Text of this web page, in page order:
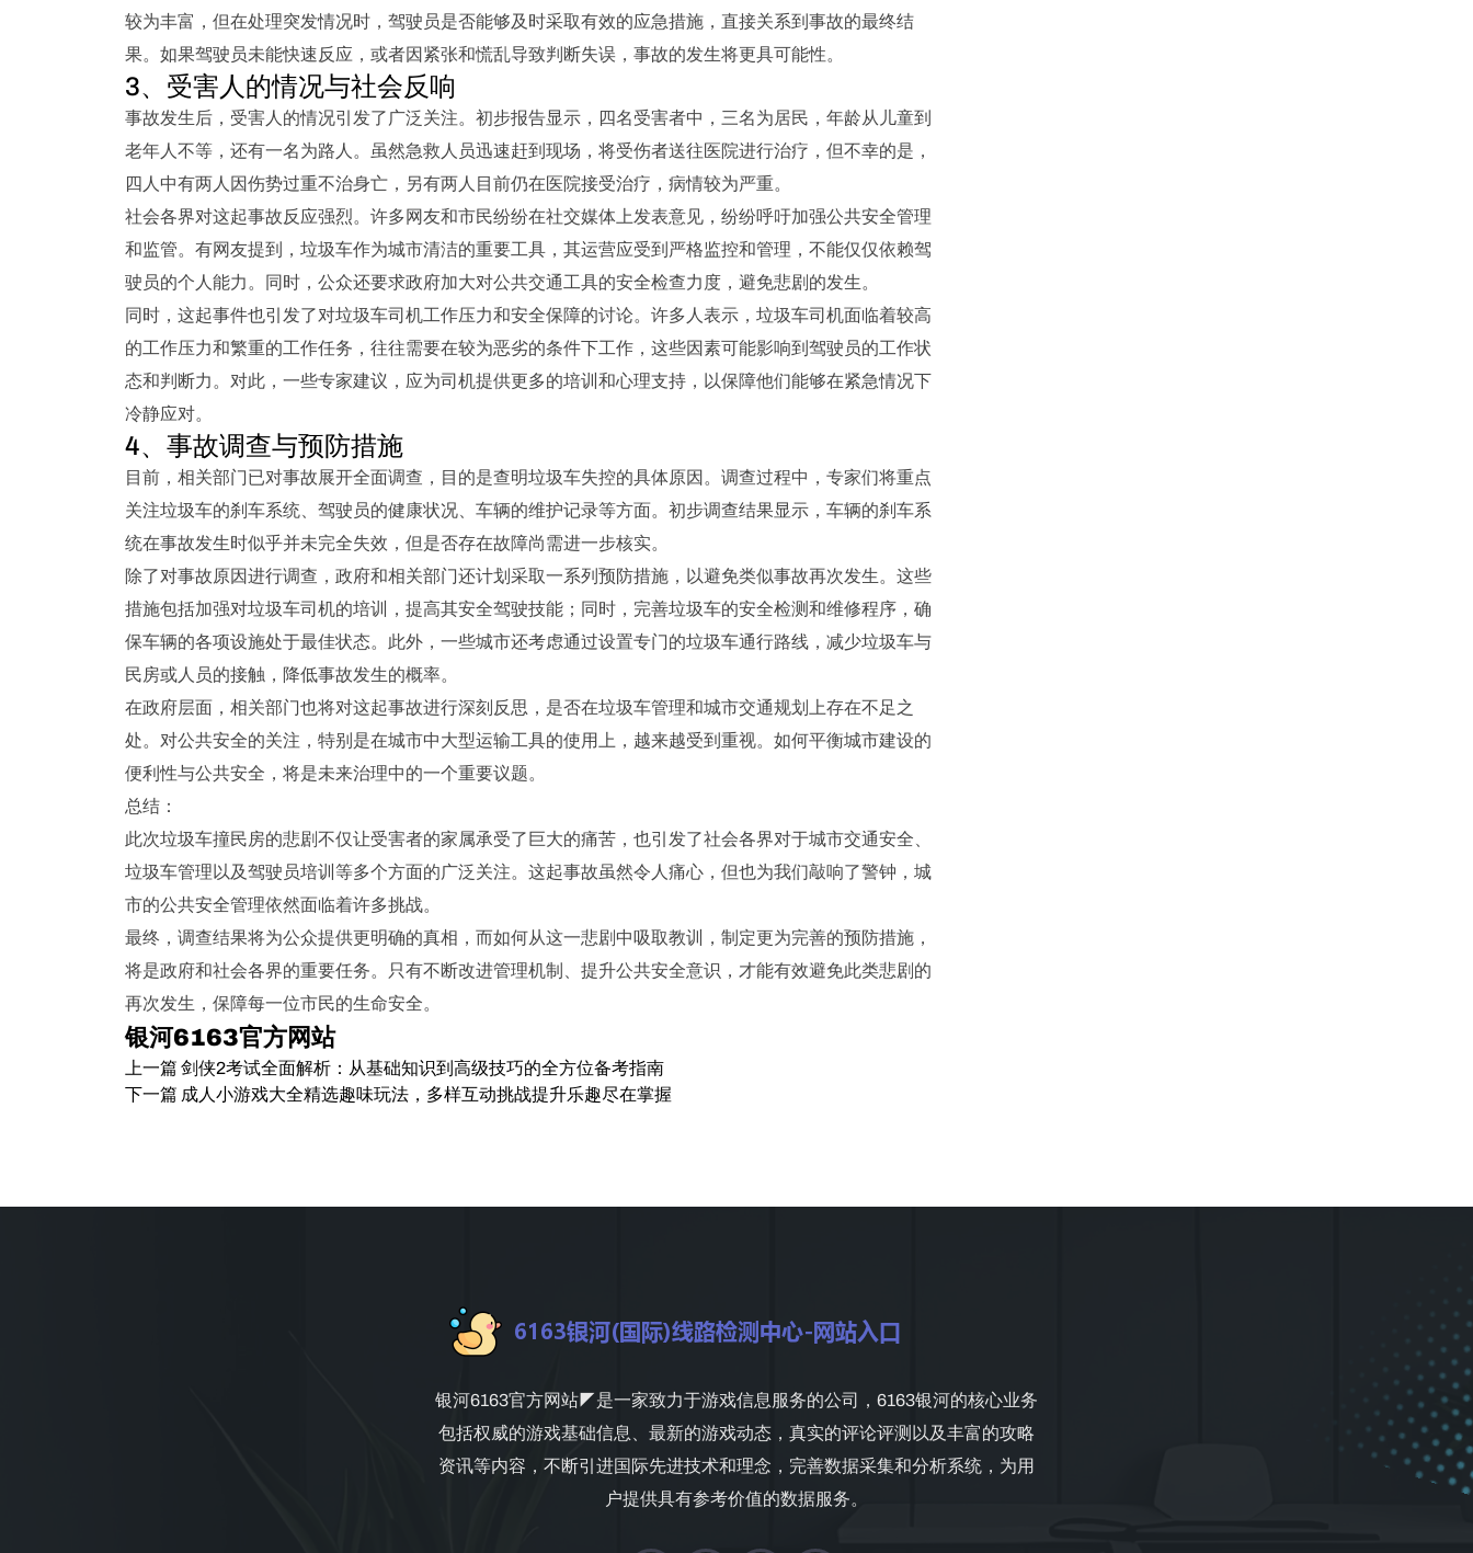
较为丰富，但在处理突发情况时，驾驶员是否能够及时采取有效的应急措施，直接关系到事故的最终结
果。如果驾驶员未能快速反应，或者因紧张和慌乱导致判断失误，事故的发生将更具可能性。
3、受害人的情况与社会反响
事故发生后，受害人的情况引发了广泛关注。初步报告显示，四名受害者中，三名为居民，年龄从儿童到
老年人不等，还有一名为路人。虽然急救人员迅速赶到现场，将受伤者送往医院进行治疗，但不幸的是，
四人中有两人因伤势过重不治身亡，另有两人目前仍在医院接受治疗，病情较为严重。
社会各界对这起事故反应强烈。许多网友和市民纷纷在社交媒体上发表意见，纷纷呼吁加强公共安全管理
和监管。有网友提到，垃圾车作为城市清洁的重要工具，其运营应受到严格监控和管理，不能仅仅依赖驾
驶员的个人能力。同时，公众还要求政府加大对公共交通工具的安全检查力度，避免悲剧的发生。
同时，这起事件也引发了对垃圾车司机工作压力和安全保障的讨论。许多人表示，垃圾车司机面临着较高
的工作压力和繁重的工作任务，往往需要在较为恶劣的条件下工作，这些因素可能影响到驾驶员的工作状
态和判断力。对此，一些专家建议，应为司机提供更多的培训和心理支持，以保障他们能够在紧急情况下
冷静应对。
4、事故调查与预防措施
目前，相关部门已对事故展开全面调查，目的是查明垃圾车失控的具体原因。调查过程中，专家们将重点
关注垃圾车的刹车系统、驾驶员的健康状况、车辆的维护记录等方面。初步调查结果显示，车辆的刹车系
统在事故发生时似乎并未完全失效，但是否存在故障尚需进一步核实。
除了对事故原因进行调查，政府和相关部门还计划采取一系列预防措施，以避免类似事故再次发生。这些
措施包括加强对垃圾车司机的培训，提高其安全驾驶技能；同时，完善垃圾车的安全检测和维修程序，确
保车辆的各项设施处于最佳状态。此外，一些城市还考虑通过设置专门的垃圾车通行路线，减少垃圾车与
民房或人员的接触，降低事故发生的概率。
在政府层面，相关部门也将对这起事故进行深刻反思，是否在垃圾车管理和城市交通规划上存在不足之
处。对公共安全的关注，特别是在城市中大型运输工具的使用上，越来越受到重视。如何平衡城市建设的
便利性与公共安全，将是未来治理中的一个重要议题。
总结：
此次垃圾车撞民房的悲剧不仅让受害者的家属承受了巨大的痛苦，也引发了社会各界对于城市交通安全、
垃圾车管理以及驾驶员培训等多个方面的广泛关注。这起事故虽然令人痛心，但也为我们敲响了警钟，城
市的公共安全管理依然面临着许多挑战。
最终，调查结果将为公众提供更明确的真相，而如何从这一悲剧中吸取教训，制定更为完善的预防措施，
将是政府和社会各界的重要任务。只有不断改进管理机制、提升公共安全意识，才能有效避免此类悲剧的
再次发生，保障每一位市民的生命安全。
银河6163官方网站
上一篇 剑侠2考试全面解析：从基础知识到高级技巧的全方位备考指南
下一篇 成人小游戏大全精选趣味玩法，多样互动挑战提升乐趣尽在掌握
银河6163官方网站◤是一家致力于游戏信息服务的公司，6163银河的核心业务
包括权威的游戏基础信息、最新的游戏动态，真实的评论评测以及丰富的攻略
资讯等内容，不断引进国际先进技术和理念，完善数据采集和分析系统，为用
户提供具有参考价值的数据服务。